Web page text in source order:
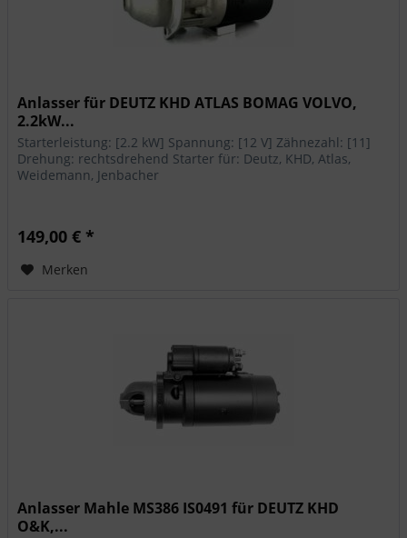
Anlasser für DEUTZ KHD ATLAS BOMAG VOLVO,
2.2kW...
Starterleistung: [2.2 kW] Spannung: [12 V] Zähnezahl: [11]
Drehung: rechtsdrehend Starter für: Deutz, KHD, Atlas,
Weidemann, Jenbacher
149,00 € *
Merken
Anlasser Mahle MS386 IS0491 für DEUTZ KHD
O&K,...